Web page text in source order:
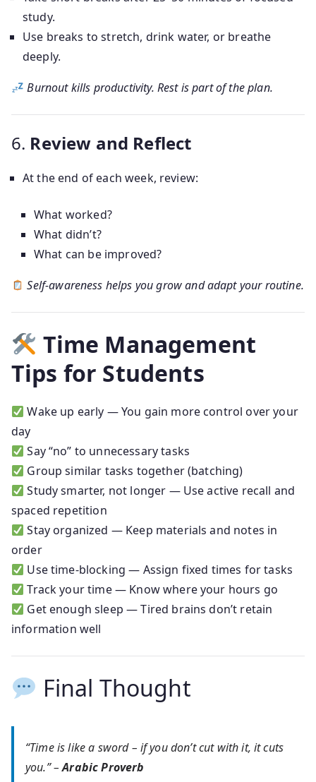
study.
Use breaks to stretch, drink water, or breathe
deeply.
Burnout kills productivity. Rest is part of the plan.
6. Review and Reflect
At the end of each week, review:
What worked?
What didn’t?
What can be improved?
Self-awareness helps you grow and adapt your routine.
Time Management
Tips for Students
Wake up early — You gain more control over your
day
Say “no” to unnecessary tasks
Group similar tasks together (batching)
Study smarter, not longer — Use active recall and
spaced repetition
Stay organized — Keep materials and notes in
order
Use time-blocking — Assign fixed times for tasks
Track your time — Know where your hours go
Get enough sleep — Tired brains don’t retain
information well
Final Thought
“Time is like a sword – if you don’t cut with it, it cuts
you.” –Arabic Proverb